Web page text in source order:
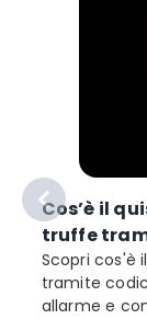
Cos’è il
truffe
Scopri cos'è
tramite
allarme e